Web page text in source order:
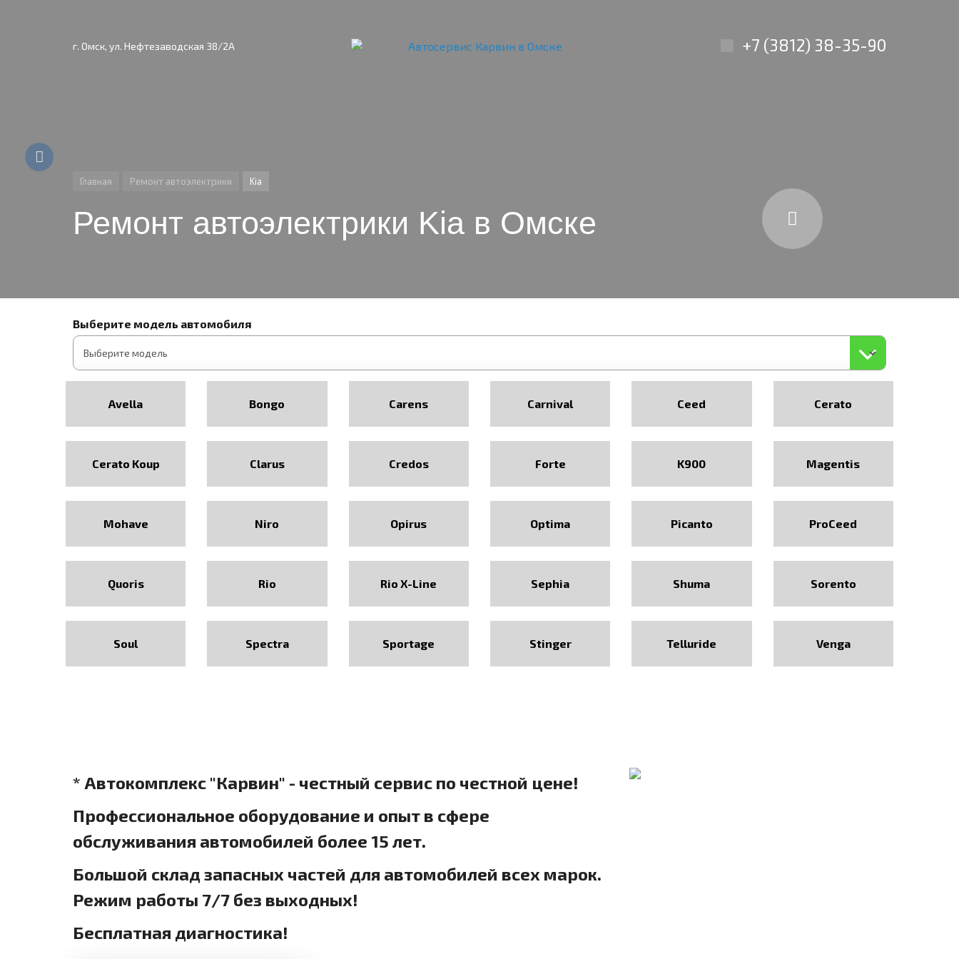
г. Омск, ул. Нефтезаводская 38/2А +7 (3812) 38-35-90
Главная Ремонт автоэлектрики Kia
Ремонт автоэлектрики Kia в Омске
Выберите модель автомобиля
Avella Bongo Carens Carnival Ceed Cerato
Cerato Koup Clarus Credos Forte K900 Magentis
Mohave Niro Opirus Optima Picanto ProCeed
Quoris Rio Rio X-Line Sephia Shuma Sorento
Soul Spectra Sportage Stinger Telluride Venga
* Автокомплекс "Карвин" - честный сервис по честной цене!
Профессиональное оборудование и опыт в сфере
обслуживания автомобилей более 15 лет.
Большой склад запасных частей для автомобилей всех марок.
Режим работы 7/7 без выходных!
Бесплатная диагностика!